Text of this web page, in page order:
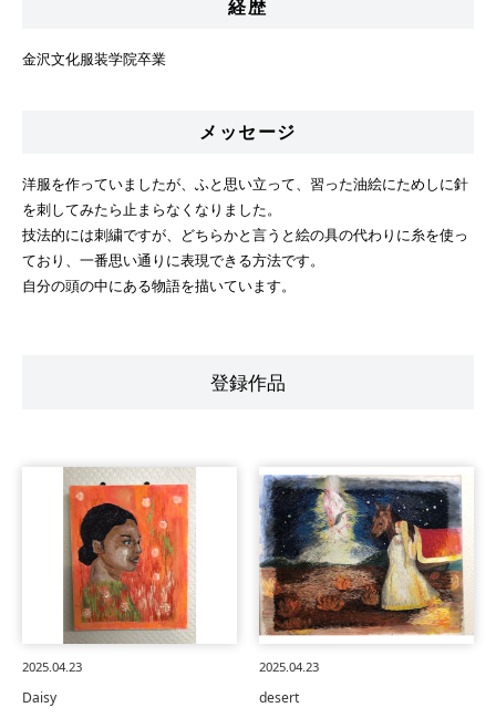
経歴
金沢文化服装学院卒業
メッセージ
洋服を作っていましたが、ふと思い立って、習った油絵にためしに針
を刺してみたら止まらなくなりました。
技法的には刺繍ですが、どちらかと言うと絵の具の代わりに糸を使っ
ており、一番思い通りに表現できる方法です。
自分の頭の中にある物語を描いています。
登録作品
2025.04.23
Daisy
2025.04.23
desert